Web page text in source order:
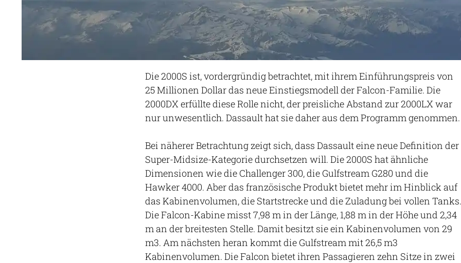
Die 2000S ist, vordergründig betrachtet, mit ihrem Einführungspreis von
25 Millionen Dollar das neue Einstiegsmodell der Falcon-Familie. Die
2000DX erfüllte diese Rolle nicht, der preisliche Abstand zur 2000LX war
nur unwesentlich. Dassault hat sie daher aus dem Programm genommen.
Bei näherer Betrachtung zeigt sich, dass Dassault eine neue Definition der
Super-Midsize-Kategorie durchsetzen will. Die 2000S hat ähnliche
Dimensionen wie die Challenger 300, die Gulfstream G280 und die
Hawker 4000. Aber das französische Produkt bietet mehr im Hinblick auf
das Kabinenvolumen, die Startstrecke und die Zuladung bei vollen Tanks.
Die Falcon-Kabine misst 7,98 m in der Länge, 1,88 m in der Höhe und 2,34
m an der breitesten Stelle. Damit besitzt sie ein Kabinenvolumen von 29
m3. Am nächsten heran kommt die Gulfstream mit 26,5 m3
Kabinenvolumen. Die Falcon bietet ihren Passagieren zehn Sitze in zwei